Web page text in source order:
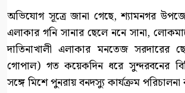
অভিযোগ সূত্রে জানা গেছে, শ্যামনগর
এলাকার গনি সানার ছেলে ননে সানা,
দাতিনাখালী এলাকার মনতেজ সরদারের
গোপাল) গত কয়েকদিন ধরে সুন্দরবনের
সঙ্গে মিশে পুনরায় বনদস্যু কার্যক্রম